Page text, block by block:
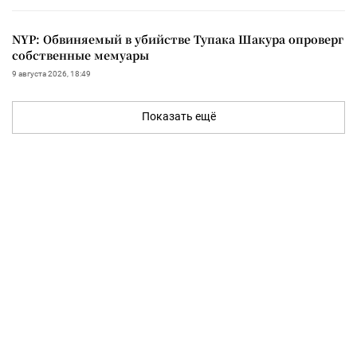
NYP: Обвиняемый в убийстве Тупака Шакура опроверг
собственные мемуары
9 августа 2026, 18:49
Показать ещё